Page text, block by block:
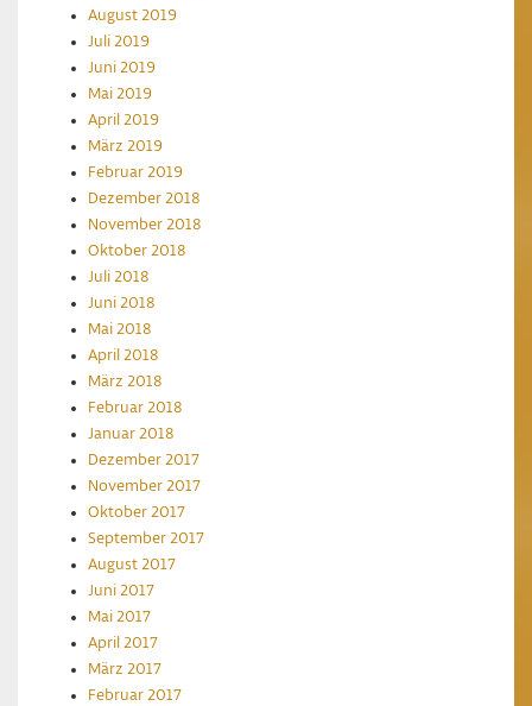
August 2019
Juli 2019
Juni 2019
Mai 2019
April 2019
März 2019
Februar 2019
Dezember 2018
November 2018
Oktober 2018
Juli 2018
Juni 2018
Mai 2018
April 2018
März 2018
Februar 2018
Januar 2018
Dezember 2017
November 2017
Oktober 2017
September 2017
August 2017
Juni 2017
Mai 2017
April 2017
März 2017
Februar 2017